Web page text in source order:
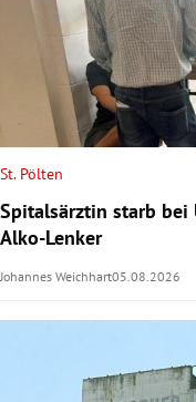
St. Pölten
Spitalsärztin starb
Alko-Lenker
Johannes Weichhart05.08.2026